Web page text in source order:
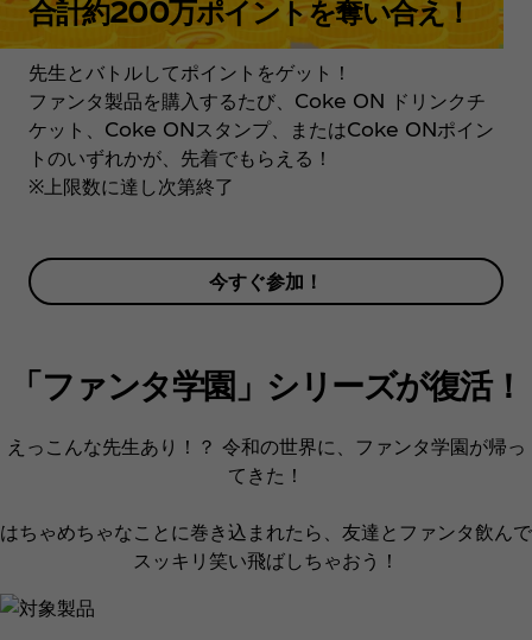
合計約200万ポイントを奪い合え！
先生とバトルしてポイントをゲット！
ファンタ製品を購入するたび、Coke ON ドリンクチ
ケット、Coke ONスタンプ、またはCoke ONポイン
トのいずれかが、先着でもらえる！
※上限数に達し次第終了
今すぐ参加！
「ファンタ学園」シリーズが復活！
えっこんな先生あり！？ 令和の世界に、ファンタ学園が帰っ
てきた！
はちゃめちゃなことに巻き込まれたら、友達とファンタ飲んで
スッキリ笑い飛ばしちゃおう！​